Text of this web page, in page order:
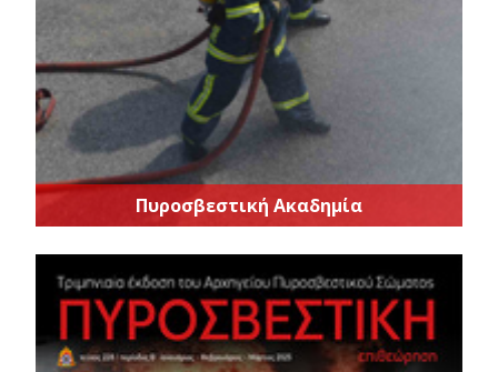
Πυροσβεστική Ακαδημία